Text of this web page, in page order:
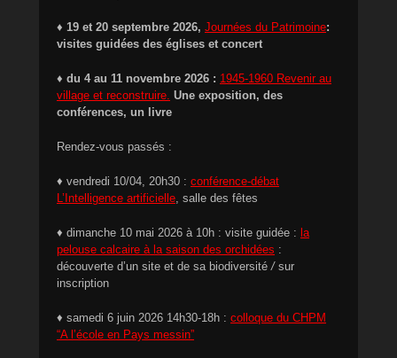
♦ 19 et 20 septembre 2026, Journées du Patrimoine:
visites guidées des églises et concert
♦ du 4 au 11 novembre 2026 : 1945-1960 Revenir au
village et reconstruire. Une exposition, des
conférences, un livre
Rendez-vous passés :
♦ vendredi 10/04, 20h30 : conférence-débat
L’Intelligence artificielle, salle des fêtes
♦ dimanche 10 mai 2026 à 10h : visite guidée : la
pelouse calcaire à la saison des orchidées :
découverte d’un site et de sa biodiversité / sur
inscription
♦ samedi 6 juin 2026 14h30-18h : colloque du CHPM
“A l’école en Pays messin”